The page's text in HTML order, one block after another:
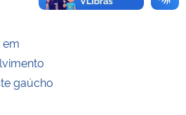
em
gaúcho